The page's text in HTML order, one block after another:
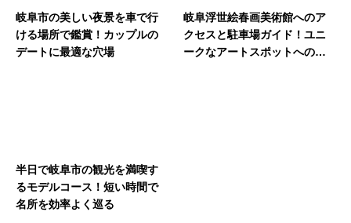
岐阜市の美しい夜景を車で行
ける場所で鑑賞！カップルの
デートに最適な穴場
岐阜浮世絵春画美術館へのア
クセスと駐車場ガイド！ユニ
ークなアートスポットへの行
半日で岐阜市の観光を満喫す
るモデルコース！短い時間で
名所を効率よく巡る